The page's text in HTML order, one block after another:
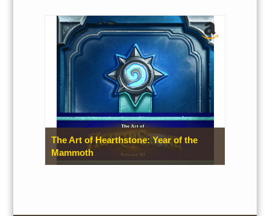
The Art of Hearthstone: Year of the
Mammoth